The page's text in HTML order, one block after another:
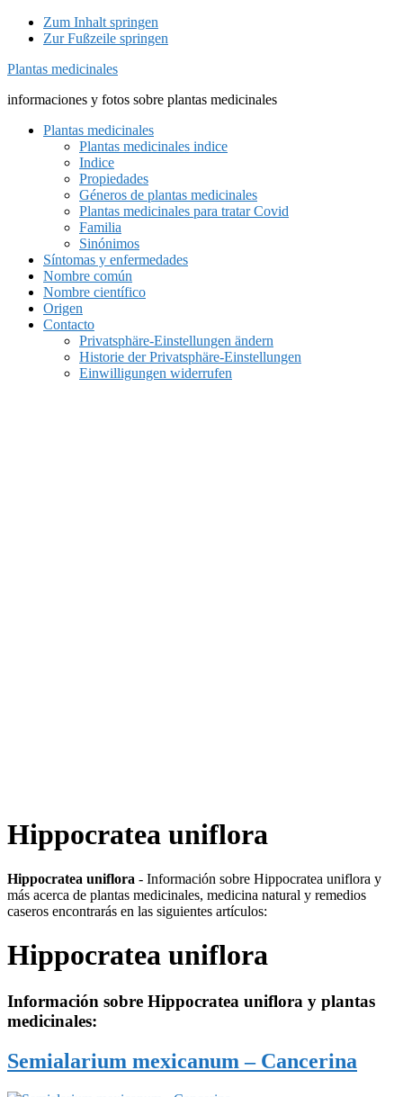
Zum Inhalt springen
Zur Fußzeile springen
Plantas medicinales
informaciones y fotos sobre plantas medicinales
Plantas medicinales
Plantas medicinales indice
Indice
Propiedades
Géneros de plantas medicinales
Plantas medicinales para tratar Covid
Familia
Sinónimos
Síntomas y enfermedades
Nombre común
Nombre científico
Origen
Contacto
Privatsphäre-Einstellungen ändern
Historie der Privatsphäre-Einstellungen
Einwilligungen widerrufen
Hippocratea uniflora
Hippocratea uniflora - Información sobre Hippocratea uniflora y
más acerca de plantas medicinales, medicina natural y remedios
caseros encontrarás en las siguientes artículos:
Hippocratea uniflora
Información sobre Hippocratea uniflora y plantas
medicinales:
Semialarium mexicanum – Cancerina